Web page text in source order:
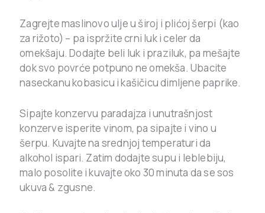
Zagrejte maslinovo ulje u široj i plićoj šerpi (kao
za rižoto) – pa ispržite crni luk i celer da
omekšaju. Dodajte beli luk i praziluk, pa mešajte
dok svo povrće potpuno ne omekša. Ubacite
naseckanu kobasicu i kašičicu dimljene paprike.
Sipajte konzervu paradajza i unutrašnjost
konzerve isperite vinom, pa sipajte i vino u
šerpu. Kuvajte na srednjoj temperaturi da
alkohol ispari. Zatim dodajte supu i leblebiju,
malo posolite i kuvajte oko 30 minuta da se sos
ukuva & zgusne.